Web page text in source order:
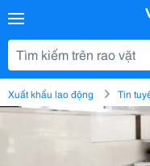
Xuất khẩu lao động Tin